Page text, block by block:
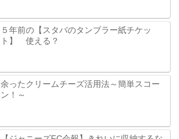
５年前の【スタバのタンブラー紙チケッ
ト】 使える？
余ったクリームチーズ活用法～簡単スコー
ン！～